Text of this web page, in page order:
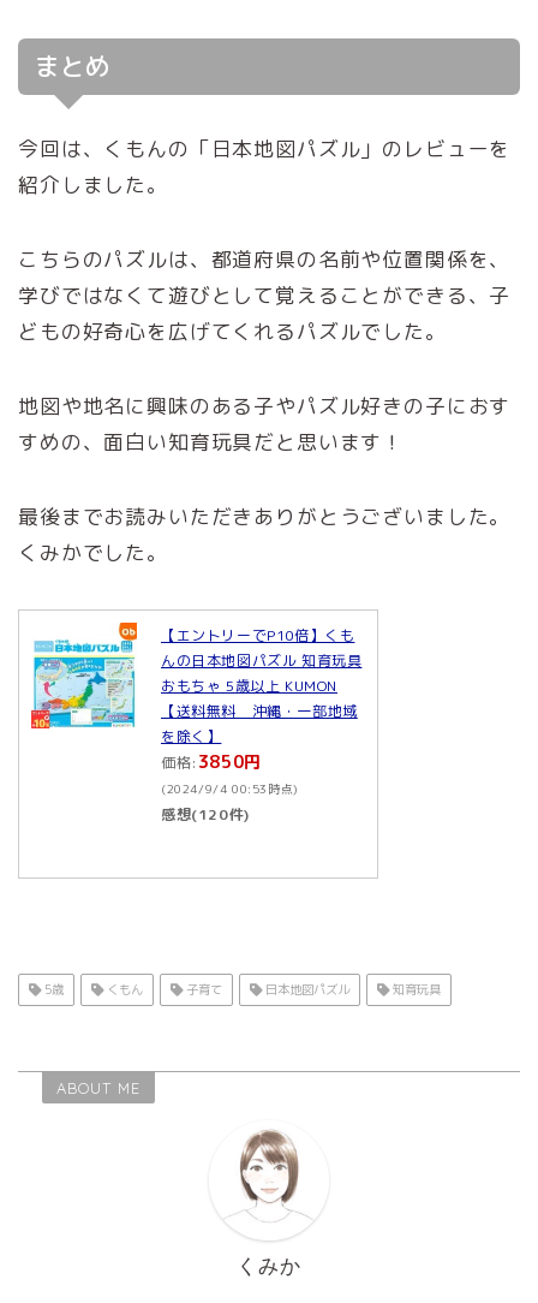
まとめ
今回は、くもんの「日本地図パズル」のレビューを
紹介しました。
こちらのパズルは、都道府県の名前や位置関係を、
学びではなくて遊びとして覚えることができる、子
どもの好奇心を広げてくれるパズルでした。
地図や地名に興味のある子やパズル好きの子におす
すめの、面白い知育玩具だと思います！
最後までお読みいただきありがとうございました。
くみかでした。
【エントリーでP10倍】くも
んの日本地図パズル 知育玩具
おもちゃ 5歳以上 KUMON
【送料無料 沖縄・一部地域
を除く】
価格: 3850円
(2024/9/4 00:53時点)
感想(120件)
5歳 くもん 子育て 日本地図パズル 知育玩具
ABOUT ME
くみか